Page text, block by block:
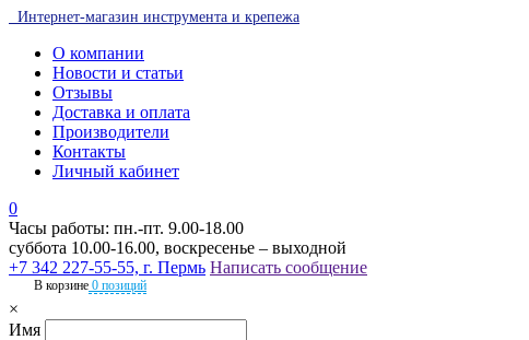
Интернет-магазин инструмента и крепежа
О компании
Новости и статьи
Отзывы
Доставка и оплата
Производители
Контакты
Личный кабинет
0
Часы работы: пн.-пт. 9.00-18.00
суббота 10.00-16.00, воскресенье – выходной
+7 342 227-55-55, г. Пермь Написать сообщение
В корзине 0 позиций
×
Имя